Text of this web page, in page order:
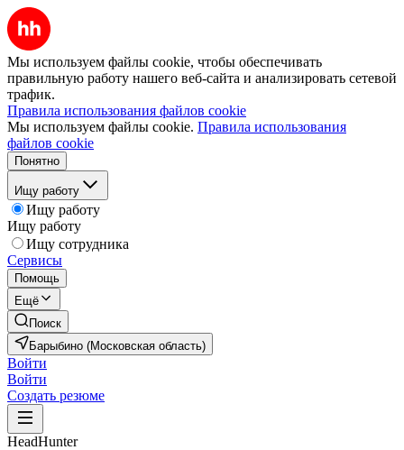
Мы используем файлы cookie, чтобы обеспечивать
правильную работу нашего веб-сайта и анализировать сетевой
трафик.
Правила использования файлов cookie
Мы используем файлы cookie. Правила использования
файлов cookie
Понятно
Ищу работу
Ищу работу
Ищу работу
Ищу сотрудника
Сервисы
Помощь
Ещё
Поиск
Барыбино (Московская область)
Войти
Войти
Создать резюме
HeadHunter